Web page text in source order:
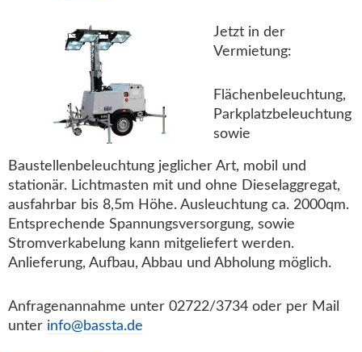
Jetzt in der
Vermietung:
Flächenbeleuchtung,
Parkplatzbeleuchtung
sowie
Baustellenbeleuchtung jeglicher Art, mobil und
stationär. Lichtmasten mit und ohne Dieselaggregat,
ausfahrbar bis 8,5m Höhe. Ausleuchtung ca. 2000qm.
Entsprechende Spannungsversorgung, sowie
Stromverkabelung kann mitgeliefert werden.
Anlieferung, Aufbau, Abbau und Abholung möglich.
Anfragenannahme unter 02722/3734 oder per Mail
unter info@bassta.de